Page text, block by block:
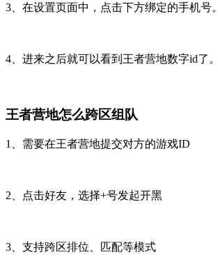
3、在设置页面中，点击下方绑定的手机号。
4、进来之后就可以看到王者营地数字id了。
王者营地怎么跨区组队
1、需要在王者营地提交对方的游戏ID
2、点击好友，选择+号发起开黑
3、支持跨区排位、匹配等模式